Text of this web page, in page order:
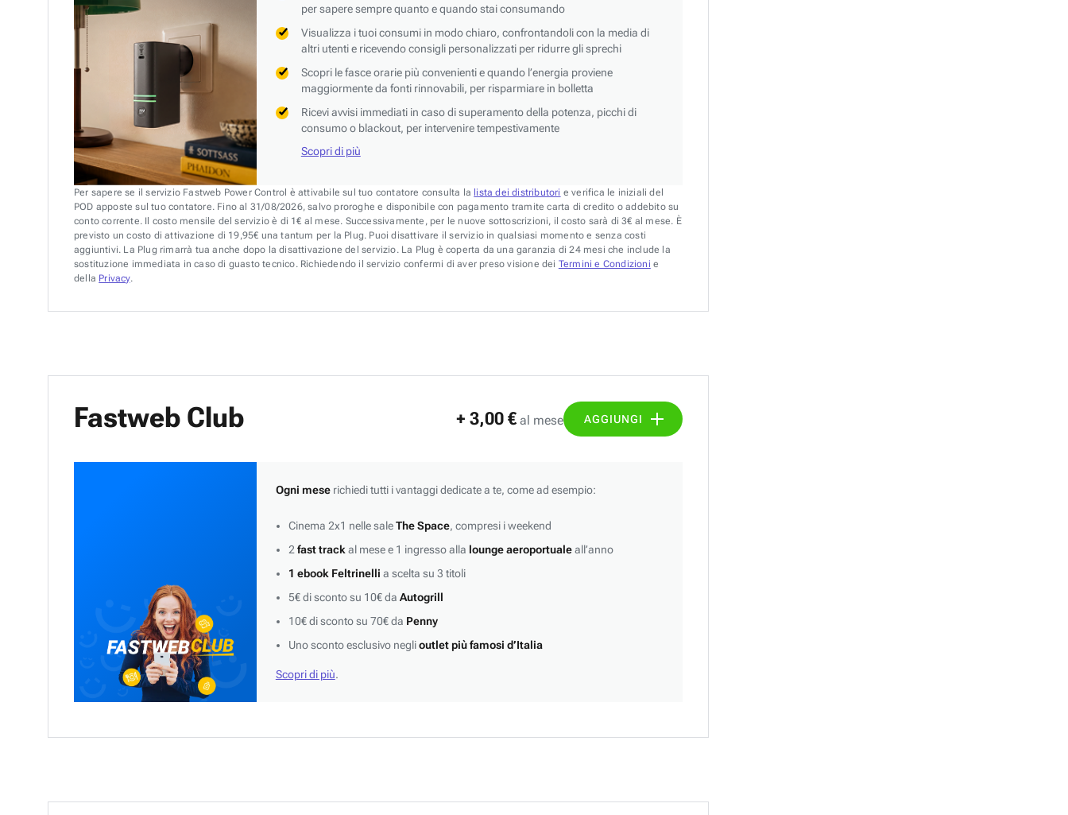
per sapere sempre quanto e quando stai consumando
Visualizza i tuoi consumi in modo chiaro, confrontandoli con la media di
altri utenti e ricevendo consigli personalizzati per ridurre gli sprechi
Scopri le fasce orarie più convenienti e quando l’energia proviene
maggiormente da fonti rinnovabili, per risparmiare in bolletta
Ricevi avvisi immediati in caso di superamento della potenza, picchi di
consumo o blackout, per intervenire tempestivamente
Scopri di più
Per sapere se il servizio Fastweb Power Control è attivabile sul tuo contatore consulta la lista dei distributori e verifica le iniziali del
POD apposte sul tuo contatore. Fino al 31/08/2026, salvo proroghe e disponibile con pagamento tramite carta di credito o addebito su
conto corrente. Il costo mensile del servizio è di 1€ al mese. Successivamente, per le nuove sottoscrizioni, il costo sarà di 3€ al mese. È
previsto un costo di attivazione di 19,95€ una tantum per la Plug. Puoi disattivare il servizio in qualsiasi momento e senza costi
aggiuntivi. La Plug rimarrà tua anche dopo la disattivazione del servizio. La Plug è coperta da una garanzia di 24 mesi che include la
sostituzione immediata in caso di guasto tecnico. Richiedendo il servizio confermi di aver preso visione dei Termini e Condizioni e
della Privacy.
Fastweb Club + 3,00 € al mese AGGIUNGI
Ogni meserichiedi tutti i vantaggi dedicate a te, come ad esempio:
Cinema 2x1 nelle saleThe Space, compresi i weekend
2 fast track al mese e 1 ingresso alla lounge aeroportualeall’anno
1 ebook Feltrinelli a scelta su 3 titoli
5€ di sconto su 10€ da Autogrill
10€ di sconto su 70€ da Penny
Uno sconto esclusivo neglioutlet più famosi d’Italia
Scopri di più.